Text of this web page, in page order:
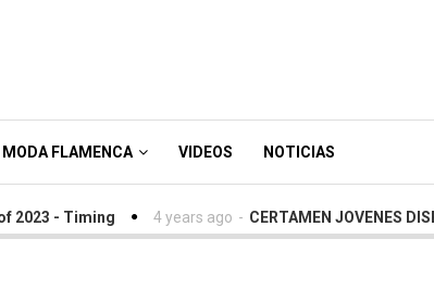
MODA FLAMENCA VIDEOS NOTICIAS
4 years ago CERTAMEN JOVENES DISEÑADORES